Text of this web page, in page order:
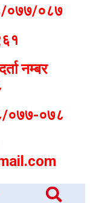
०७७/०८७
नम्बर
०७७-०७८